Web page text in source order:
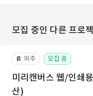
모집 중인 다른 프로
📔 외주 모집 중
미리캔버스 웹/인쇄
산)